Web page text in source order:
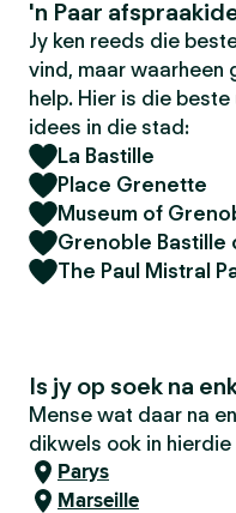
'n Paar
Jy ken reeds die
vind, maar waarheen
help. Hier is die
idees in die stad:
La Bastille
Place Grenette
Museum of
Grenoble Bastille
The Paul Mistral
Is jy op soek na
Mense wat daar na
dikwels ook in
Parys
Marseille